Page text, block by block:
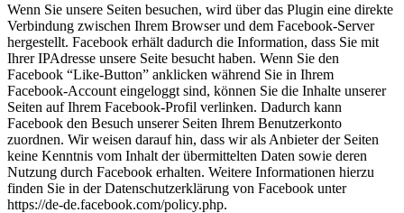
Wenn Sie unsere Seiten besuchen, wird über das Plugin eine direkte
Verbindung zwischen Ihrem Browser und dem Facebook-Server
hergestellt. Facebook erhält dadurch die Information, dass Sie mit
Ihrer IPAdresse unsere Seite besucht haben. Wenn Sie den
Facebook “Like-Button” anklicken während Sie in Ihrem
Facebook-Account eingeloggt sind, können Sie die Inhalte unserer
Seiten auf Ihrem Facebook-Profil verlinken. Dadurch kann
Facebook den Besuch unserer Seiten Ihrem Benutzerkonto
zuordnen. Wir weisen darauf hin, dass wir als Anbieter der Seiten
keine Kenntnis vom Inhalt der übermittelten Daten sowie deren
Nutzung durch Facebook erhalten. Weitere Informationen hierzu
finden Sie in der Datenschutzerklärung von Facebook unter
https://de-de.facebook.com/policy.php.